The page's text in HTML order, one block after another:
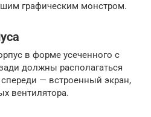
графическим монстром.
в форме усеченного с
должны располагаться
— встроенный экран,
вентилятора.